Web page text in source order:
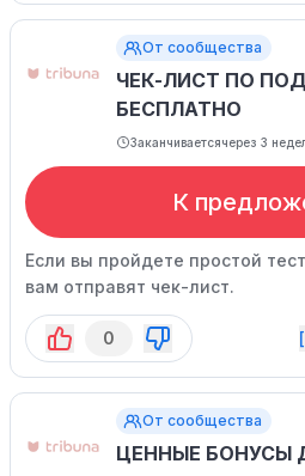
От сообщества
ЧЕК-ЛИСТ ПО
БЕСПЛАТНО
Заканчиваетсячерез 3
К
Если вы пройдете простой
вам отправят чек-лист.
0
От сообщества
ЦЕННЫЕ БОНУСЫ